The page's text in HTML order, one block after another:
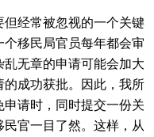
经常被忽视的一个关键
移民局官员每年都会审
无章的申请可能会加大
成功获批。因此，我所
请时，同时提交一份关
官一目了然。这样，从